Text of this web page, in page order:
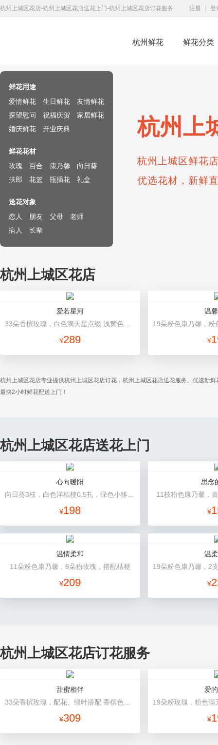
杭州上城区花店-杭州上城区花店送花上门-杭州上城区花店订花服务 注册 登
杭州鲜花 鲜花分类
杭州上
杭州上城区鲜花
优选花材，新鲜
鲜花用途
爱情鲜花
生日鲜花
友情鲜花
探望慰问
祝福庆贺
家居鲜花
婚庆鲜花
开业庆典
鲜花花材
玫瑰
百合 康乃馨
向日葵
扶郎
花篮 瓶插花 礼盒
送花对象
恋人
朋友 父母
老师
病人
长辈
杭州上城区花店
爱若星河
¥289
温
¥
杭州上城区花店专业提供杭州上城区花店订花，杭州上城区花店送花服务。优选新
最快2小时鲜花配送上门！
杭州上城区花店送花上门
心向暖阳
¥198
思念
11枝粉色康乃馨，
¥
温情柔和
11朵粉色康乃馨，8朵粉玫瑰，搭配桔梗
¥209
温
¥
杭州上城区花店订花服务
甜蜜相伴
¥309
爱
¥